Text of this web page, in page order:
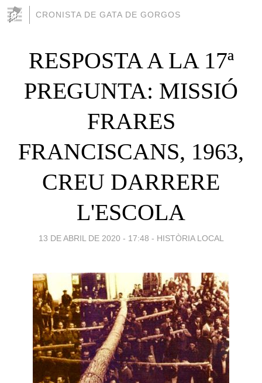
CRONISTA DE GATA DE GORGOS
RESPOSTA A LA 17ª
PREGUNTA: MISSIÓ
FRARES
FRANCISCANS, 1963,
CREU DARRERE
L'ESCOLA
13 DE ABRIL DE 2020 - 17:48 - HISTÒRIA LOCAL